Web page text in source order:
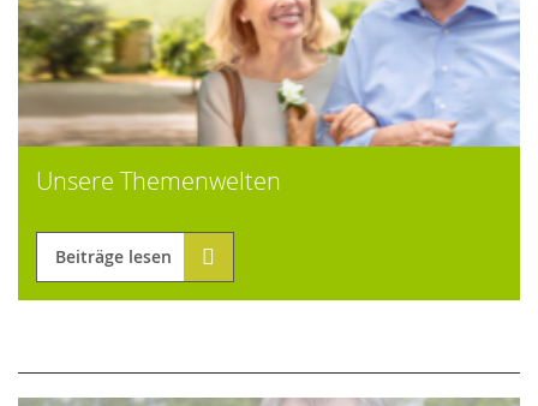
Unsere Themenwelten
Beiträge lesen